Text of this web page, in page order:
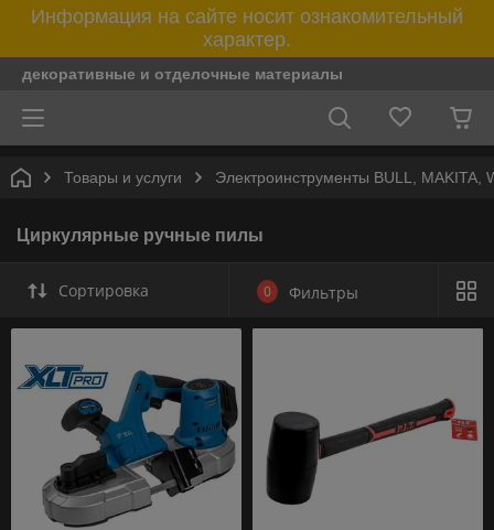
Информация на сайте носит ознакомительный
характер.
декоративные и отделочные материалы
Товары и услуги Электроинструменты BULL,
Циркулярные ручные пилы
Сортировка 0 Фильтры